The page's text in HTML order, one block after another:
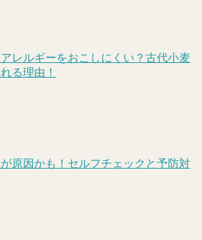
レルギーをおこしにくい？古代小麦
る理由！
原因かも！セルフチェックと予防対